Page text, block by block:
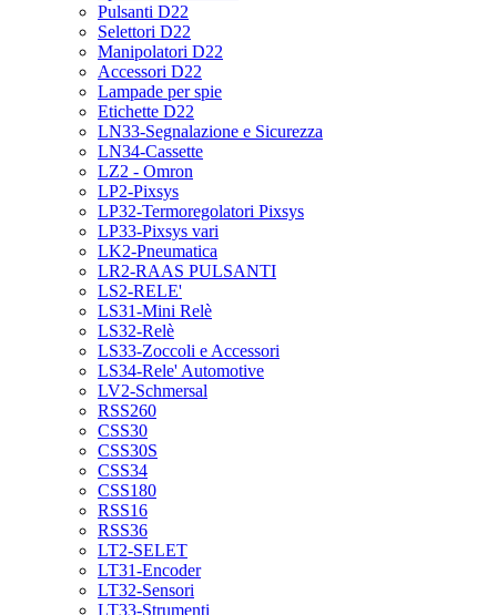
Pulsanti D22
Selettori D22
Manipolatori D22
Accessori D22
Lampade per spie
Etichette D22
LN33-Segnalazione e Sicurezza
LN34-Cassette
LZ2 - Omron
LP2-Pixsys
LP32-Termoregolatori Pixsys
LP33-Pixsys vari
LK2-Pneumatica
LR2-RAAS PULSANTI
LS2-RELE'
LS31-Mini Relè
LS32-Relè
LS33-Zoccoli e Accessori
LS34-Rele' Automotive
LV2-Schmersal
RSS260
CSS30
CSS30S
CSS34
CSS180
RSS16
RSS36
LT2-SELET
LT31-Encoder
LT32-Sensori
LT33-Strumenti